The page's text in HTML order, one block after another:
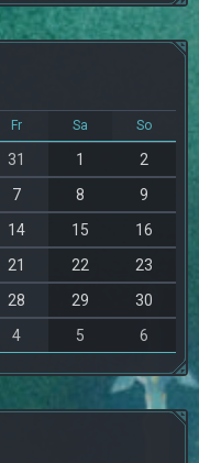
Fr Sa So
31 1
2
7 8
9
14 15
16
21 22
23
28 29
30
4 5 6